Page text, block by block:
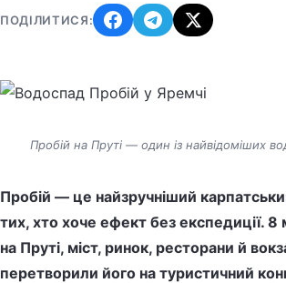
ПОДІЛИТИСЯ:
Пробій на Пруті — один із найвідоміших
Пробій — це найзручніший
тих, хто хоче ефект без експедиції. 8
на Пруті, міст, ринок, ресторани й
перетворили його на туристичний